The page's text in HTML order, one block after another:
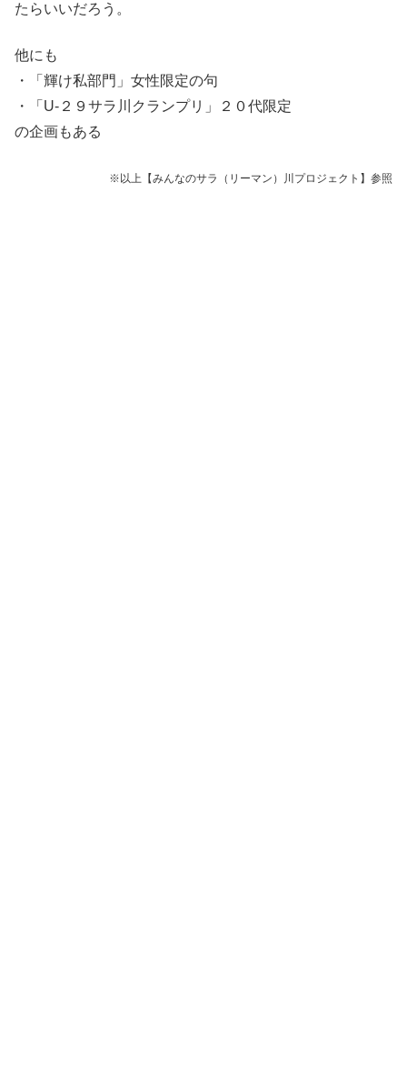
たらいいだろう。
他にも
・「輝け私部門」女性限定の句
・「U-２９サラ川クランプリ」２０代限定
の企画もある
※以上【みんなのサラ（リーマン）川プロジェクト】参照